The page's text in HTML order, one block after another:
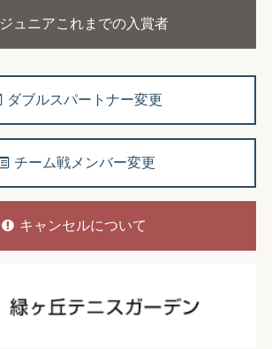
ジュニアこれまでの入賞者
ダブルスパートナー変更
チーム戦メンバー変更
キャンセルについて